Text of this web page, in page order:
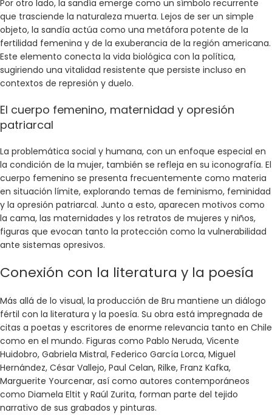
Por otro lado, la sandía emerge como un símbolo recurrente
que trasciende la naturaleza muerta. Lejos de ser un simple
objeto, la sandía actúa como una metáfora potente de la
fertilidad femenina y de la exuberancia de la región americana.
Este elemento conecta la vida biológica con la política,
sugiriendo una vitalidad resistente que persiste incluso en
contextos de represión y duelo.
El cuerpo femenino, maternidad y opresión
patriarcal
La problemática social y humana, con un enfoque especial en
la condición de la mujer, también se refleja en su iconografía. El
cuerpo femenino se presenta frecuentemente como materia
en situación límite, explorando temas de feminismo, feminidad
y la opresión patriarcal. Junto a esto, aparecen motivos como
la cama, las maternidades y los retratos de mujeres y niños,
figuras que evocan tanto la protección como la vulnerabilidad
ante sistemas opresivos.
Conexión con la literatura y la poesía
Más allá de lo visual, la producción de Bru mantiene un diálogo
fértil con la literatura y la poesía. Su obra está impregnada de
citas a poetas y escritores de enorme relevancia tanto en Chile
como en el mundo. Figuras como Pablo Neruda, Vicente
Huidobro, Gabriela Mistral, Federico García Lorca, Miguel
Hernández, César Vallejo, Paul Celan, Rilke, Franz Kafka,
Marguerite Yourcenar, así como autores contemporáneos
como Diamela Eltit y Raúl Zurita, forman parte del tejido
narrativo de sus grabados y pinturas.